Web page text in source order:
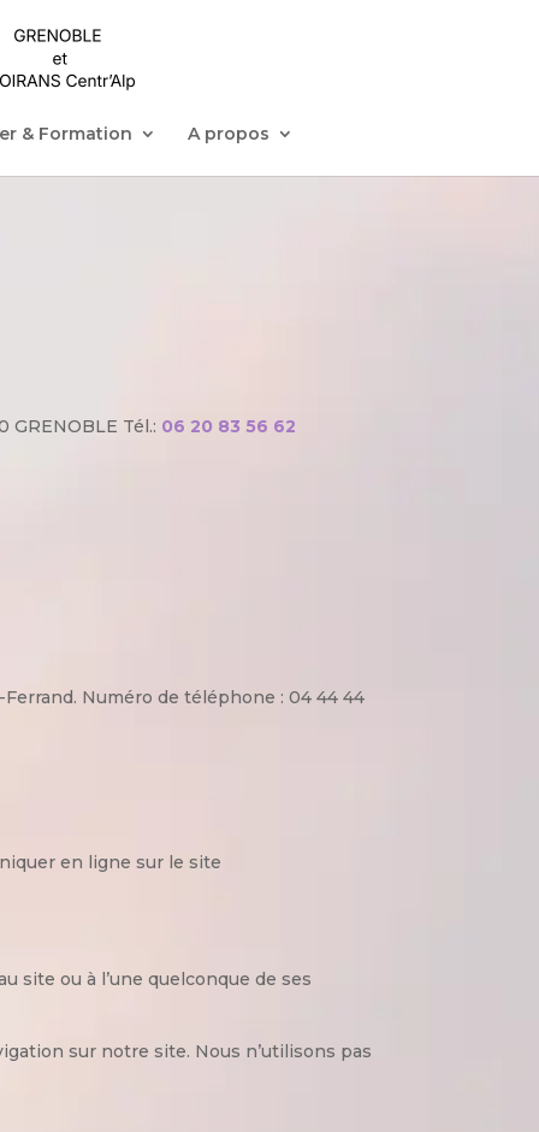
& Formation A propos
Tél.: 06 20 83 56 62
Numéro de téléphone : 04 44 44
en ligne sur le site
site ou à l’une quelconque de ses
sur notre site. Nous n’utilisons pas